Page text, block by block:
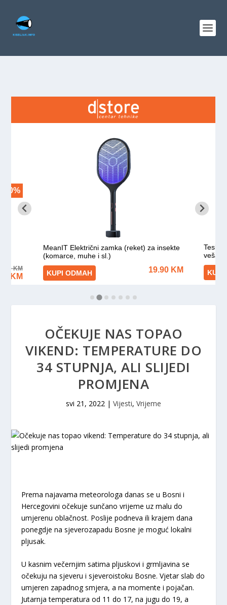
OČEKUJE NAS TOPAO
VIKEND: TEMPERATURE DO
34 STUPNJA, ALI SLIJEDI
PROMJENA
svi 21, 2022 | Vijesti, Vrijeme
Prema najavama meteorologa danas se u Bosni i
Hercegovini očekuje sunčano vrijeme uz malu do
umjerenu oblačnost. Poslije podneva ili krajem dana
ponegdje na sjeverozapadu Bosne je moguć lokalni
pljusak.
U kasnim večernjim satima pljuskovi i grmljavina se
očekuju na sjeveru i sjeveroistoku Bosne. Vjetar slab do
umjeren zapadnog smjera, a na momente i pojačan.
Jutarnja temperatura od 11 do 17, na jugu do 19, a